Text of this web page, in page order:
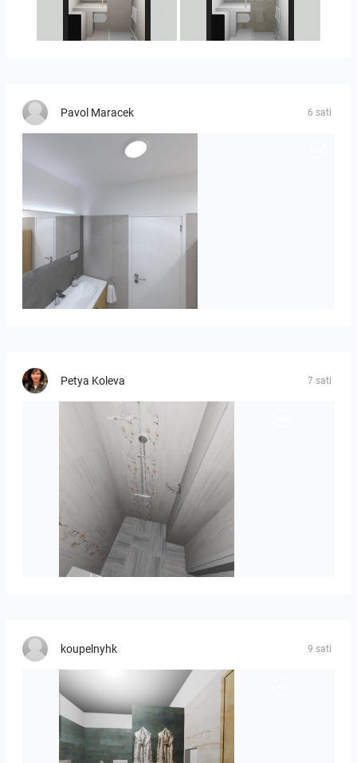
25-5010 bnr. 90 25-5010 bnr 90
Pavol Maracek 6 sati
Róža-05
Petya Koleva 7 sati
Liliya_Stoyanova-01
koupelnyhk 9 sati